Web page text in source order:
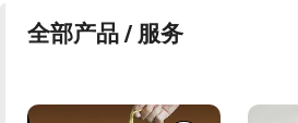
全部产品 / 服务